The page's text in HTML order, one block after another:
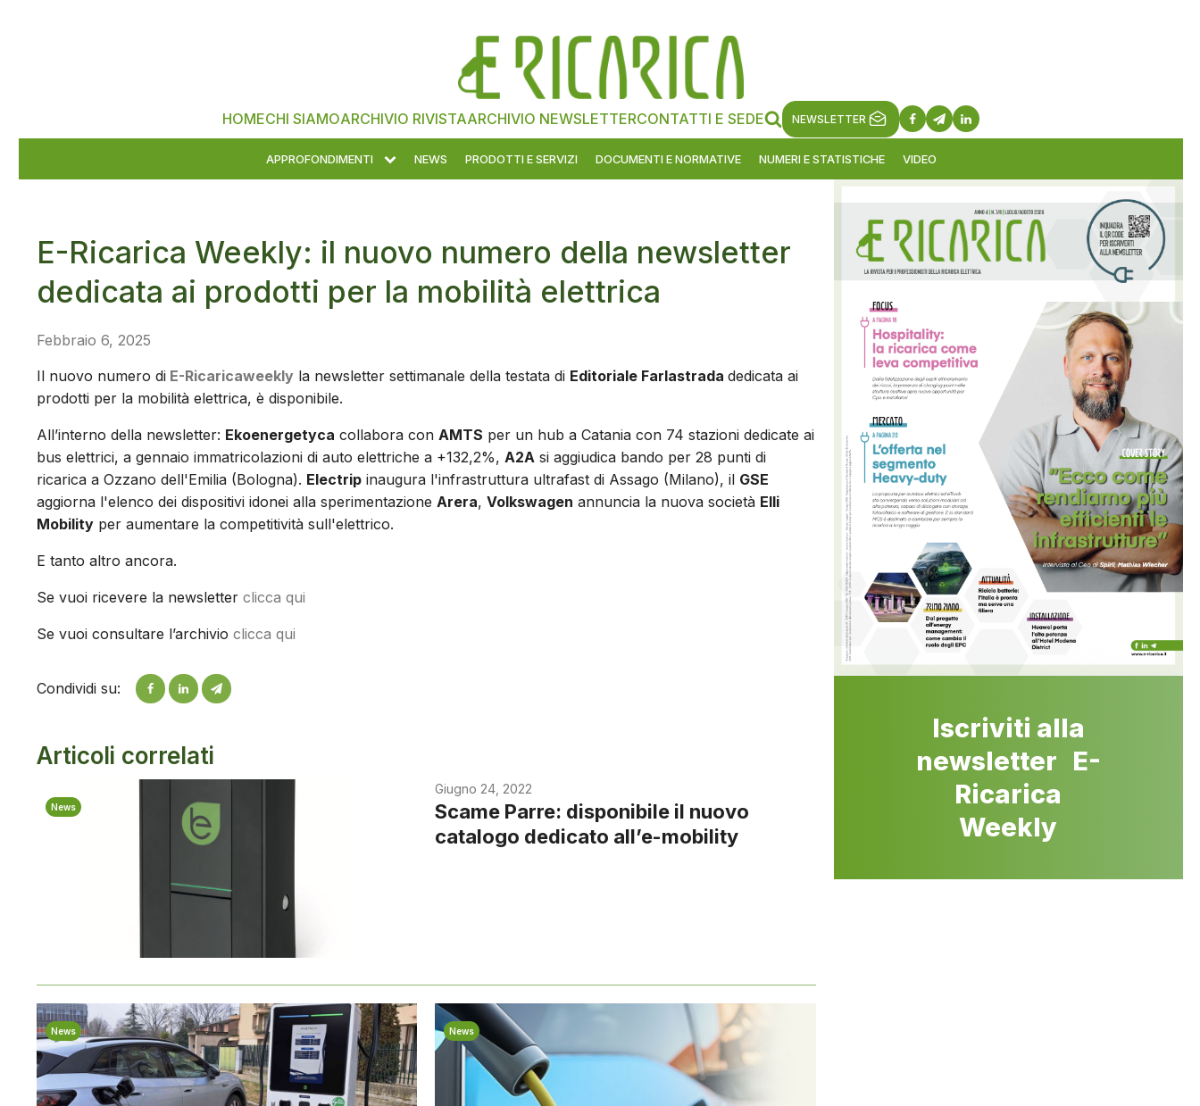
HOMECHI SIAMOARCHIVIO RIVISTAARCHIVIO NEWSLETTERCONTATTI E SEDE NEWSLETTER
APPROFONDIMENTI NEWS PRODOTTI E SERVIZI DOCUMENTI E NORMATIVE NUMERI E STATISTICHE VIDEO
E-Ricarica Weekly: il nuovo numero della newsletter
dedicata ai prodotti per la mobilità elettrica
Febbraio 6, 2025
Il nuovo numero di E-Ricaricaweekly la newsletter settimanale della testata di Editoriale Farlastrada dedicata ai
prodotti per la mobilità elettrica, è disponibile.
All’interno della newsletter: Ekoenergetyca collabora con AMTS per un hub a Catania con 74 stazioni dedicate ai
bus elettrici, a gennaio immatricolazioni di auto elettriche a +132,2%, A2A si aggiudica bando per 28 punti di
ricarica a Ozzano dell'Emilia (Bologna). Electrip inaugura l'infrastruttura ultrafast di Assago (Milano), il GSE
aggiorna l'elenco dei dispositivi idonei alla sperimentazione Arera, Volkswagen annuncia la nuova società Elli
Mobility per aumentare la competitività sull'elettrico.
E tanto altro ancora.
Se vuoi ricevere la newsletter clicca qui
Se vuoi consultare l’archivio clicca qui
Condividi su:
Articoli correlati
News
Giugno 24, 2022
Scame Parre: disponibile il nuovo
catalogo dedicato all’e-mobility
News News
Iscriviti alla
newsletter E-
Ricarica
Weekly